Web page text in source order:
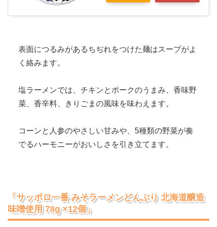
表面につるみがあるちぢれをつけた麺はスープがよ
く絡みます。
塩ラーメンでは、チキンとポークのうまみ、香味野
菜、香辛料、きりごまの風味を味わえます。
コーンと人参のやさしい甘みや、5種類の野菜が奏
でるハーモニーがおいしさを引き立てます。
「サッポロ一番 みそラーメンどんぶり 北海道醸造
味噌使用 78g ×12個」